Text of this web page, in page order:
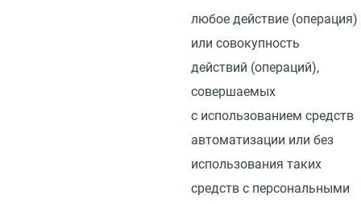
любое действие (операция)
или совокупность
действий (операций),
совершаемых
с использованием средств
автоматизации или без
использования таких
средств с персональными